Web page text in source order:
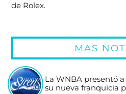
de Rolex.
MÁS
La WNBA presentó
su nueva franquicia